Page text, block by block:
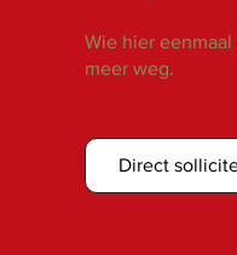
Direct
Wie hier
meer weg.